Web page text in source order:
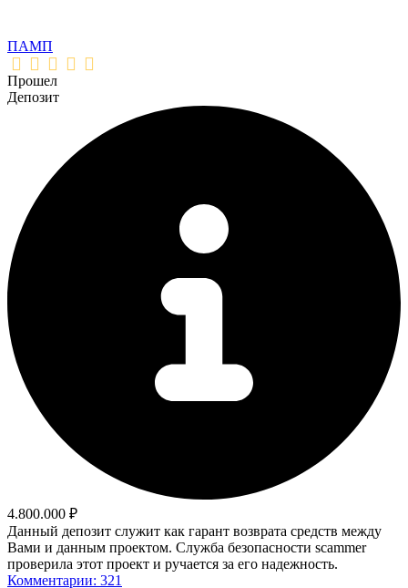
ПАМП
Прошел
Депозит
4.800.000 ₽
Данный депозит служит как гарант возврата средств между
Вами и данным проектом. Служба безопасности scammer
проверила этот проект и ручается за его надежность.
Комментарии: 321